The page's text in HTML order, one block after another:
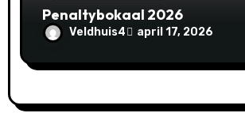
Penaltybokaal 2026
Veldhuis4 april 17, 2026